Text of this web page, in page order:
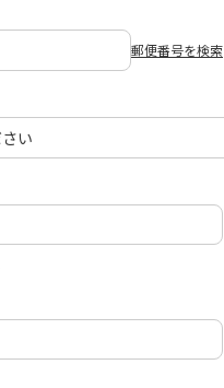
郵便番号を検索